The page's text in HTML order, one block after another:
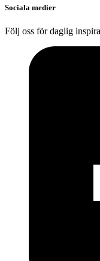
Sociala medier
Följ oss för daglig